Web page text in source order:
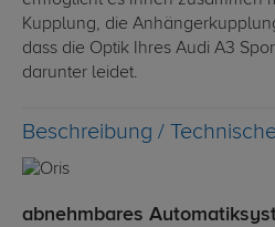
Kupplung, die
dass die Optik Ihres Audi A3
darunter leidet.
abnehmbares